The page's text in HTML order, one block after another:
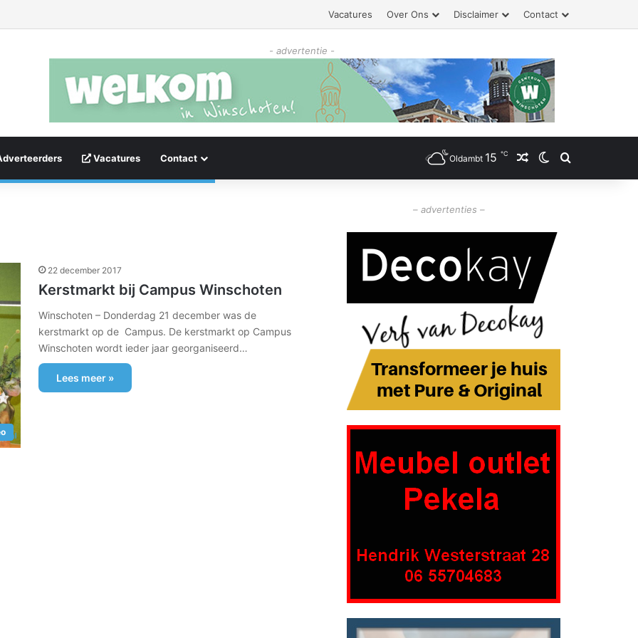
Vacatures Over Ons Disclaimer Contact
- advertentie -
Vacatures Contact Oldambt 15 ℃ Willekeurig artikel
Switch skin
Zoeken
22 december 2017
Kerstmarkt bij Campus Winschoten
Winschoten – Donderdag 21 december was de
kerstmarkt op de Campus. De kerstmarkt op Campus
Winschoten wordt ieder jaar georganiseerd…
Lees meer »
– advertenties –